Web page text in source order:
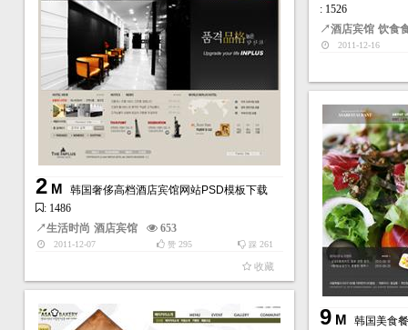
: 1526
↗酒店宾馆 饮食
2011-12-16
2M
韩国奢侈高档酒店宾馆网站PSD模板下载
: 1486
↗生活时尚 酒店宾馆 653
2011-12-07 踩 261
赞295
收藏
9M
韩国美食